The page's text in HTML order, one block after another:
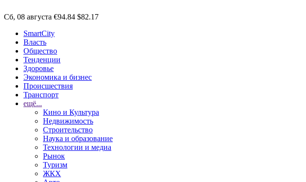
Сб, 08 августа €94.84 $82.17
SmartCity
Власть
Общество
Тенденции
Здоровье
Экономика и бизнес
Происшествия
Транспорт
ещё...
Кино и Культура
Недвижимость
Строительство
Наука и образование
Технологии и медиа
Рынок
Туризм
ЖКХ